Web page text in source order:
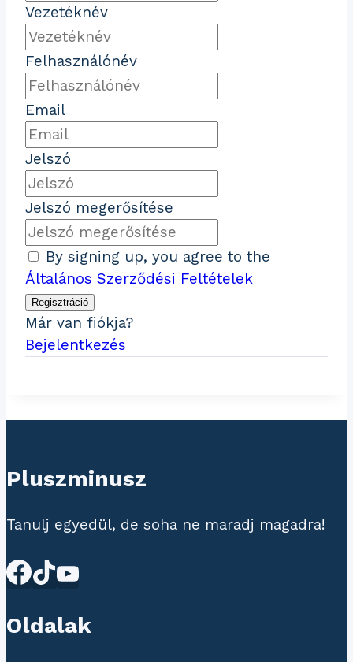
Vezetéknév
Felhasználónév
Email
Jelszó
Jelszó megerősítése
By signing up, you agree to the
Általános Szerződési Feltételek
Regisztráció
Már van fiókja?
Bejelentkezés
Pluszminusz
Tanulj egyedül, de soha ne maradj magadra!
Oldalak